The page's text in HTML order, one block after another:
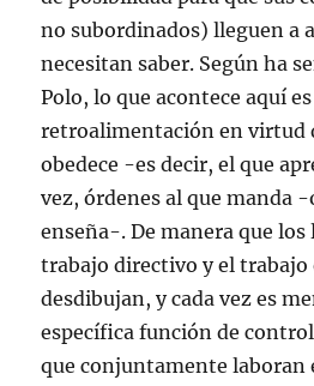
no subordinados) lleguen a
necesitan saber. Según ha
Polo, lo que acontece aquí
retroalimentación en virtud
obedece -es decir, el que
vez, órdenes al que manda -
enseña-. De manera que
trabajo directivo y el trabajo
desdibujan, y cada vez es
específica función de
que conjuntamente laboran